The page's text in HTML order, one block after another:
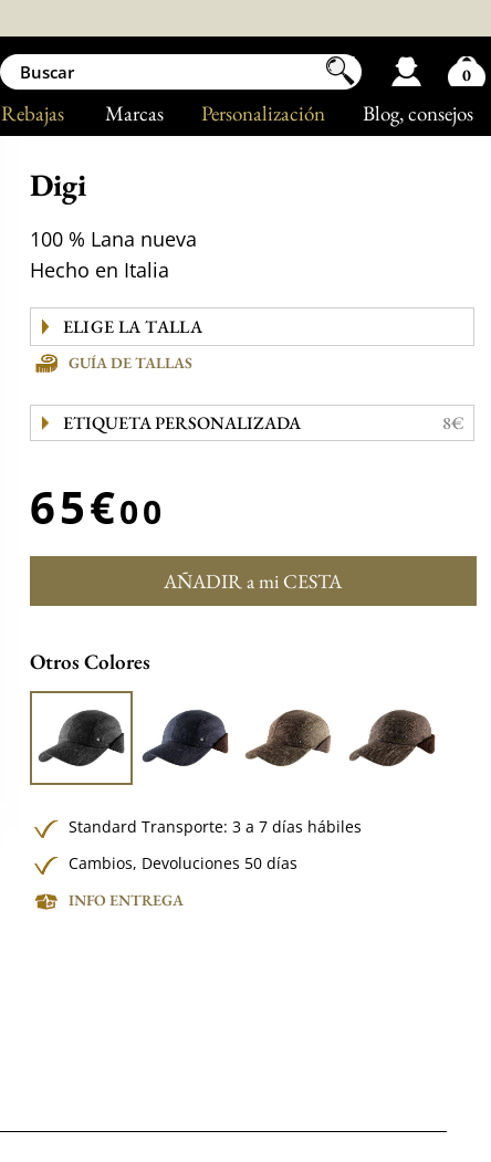
Blog, consejos
Personalización
Marcas
Rebajas
Digi
100 % Lana nueva
Hecho en Italia
GUÍA DE TALLAS
ETIQUETA PERSONALIZADA 8€
65€00
AÑADIR a mi CESTA
Otros Colores
Standard Transporte: 3 a 7 días hábiles
Cambios, Devoluciones 50 días
INFO ENTREGA
0